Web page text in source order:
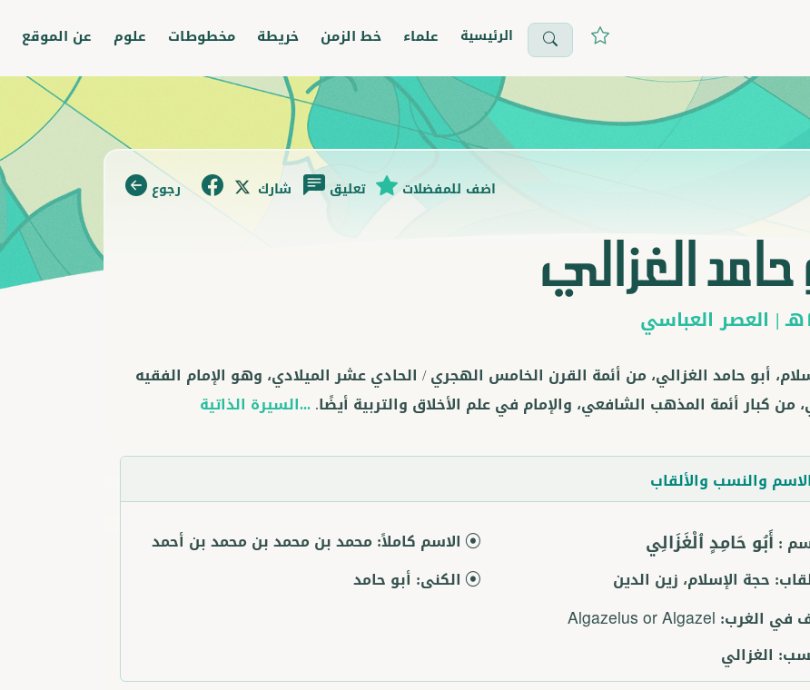
الرئيسية علماء خط الزمن خريطة مخطوطات علوم عن الموقع
رجوع شارك تعليق اضف للمفضلات
حامد الغزالي
هـ | العصر العباسي
أبو حامد الغزالي، من أئمة القرن الخامس الهجري / الحادي عشر الميلادي، وهو الإمام الفقيه
من كبار أئمة المذهب الشافعي، والإمام في علم الأخلاق والتربية أيضًا....السيرة الذاتية
الاسم والنسب والألقاب
: أَبُو حَامِدٍ ٱلْغَزَالِي الاسم كاملاً: محمد بن محمد بن محمد بن أحمد
حجة الإسلام، زين الدين الكنى: أبو حامد
في الغرب: Algazelus or Algazel
الغزالي